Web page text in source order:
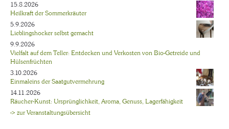
15.8.2026
Heilkraft der Sommerkräuter
5.9.2026
Lieblingshocker selbst gemacht
9.9.2026
Vielfalt auf dem Teller: Entdecken und Verkosten von Bio-Getreide und
Hülsenfrüchten
3.10.2026
Einmaleins der Saatgutvermehrung
14.11.2026
Räucher-Kunst: Ursprünglichkeit, Aroma, Genuss, Lagerfähigkeit
-> zur Veranstaltungsübersicht